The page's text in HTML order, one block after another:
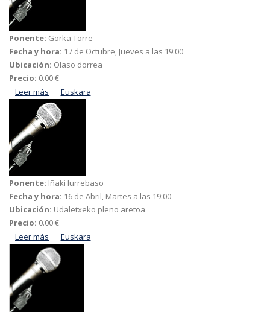
Ponente: Gorka Torre
Fecha y hora: 17 de Octubre, Jueves a las 19:00
Ubicación: Olaso dorrea
Precio: 0.00 €
Leer más acerca de Euskararen zapalkuntzari aurre egiteko borroka
Ipar Euskal Herrian
Euskara
Ponente: Iñaki Iurrebaso
Fecha y hora: 16 de Abril, Martes a las 19:00
Ubicación: Udaletxeko pleno aretoa
Precio: 0.00 €
Leer más acerca de Euskararen egoera gaur. Zer diote datuek?
Euskara